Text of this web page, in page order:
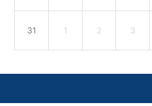
31 1 2 3